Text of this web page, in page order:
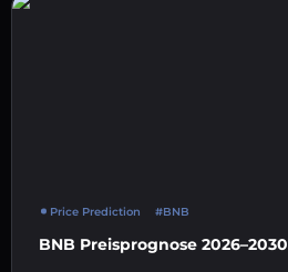
Price Prediction #BNB
BNB Preisprognose 2026–2030